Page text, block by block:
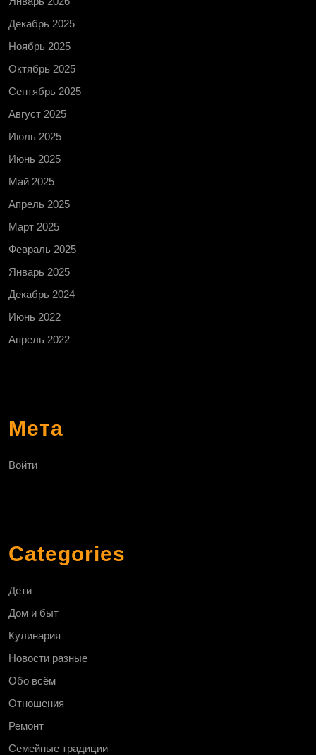
Декабрь 2025
Ноябрь 2025
Октябрь 2025
Сентябрь 2025
Август 2025
Июль 2025
Июнь 2025
Май 2025
Апрель 2025
Март 2025
Февраль 2025
Январь 2025
Декабрь 2024
Июнь 2022
Апрель 2022
Мета
Войти
Categories
Дети
Дом и быт
Кулинария
Новости разные
Обо всём
Отношения
Ремонт
Семейные традиции